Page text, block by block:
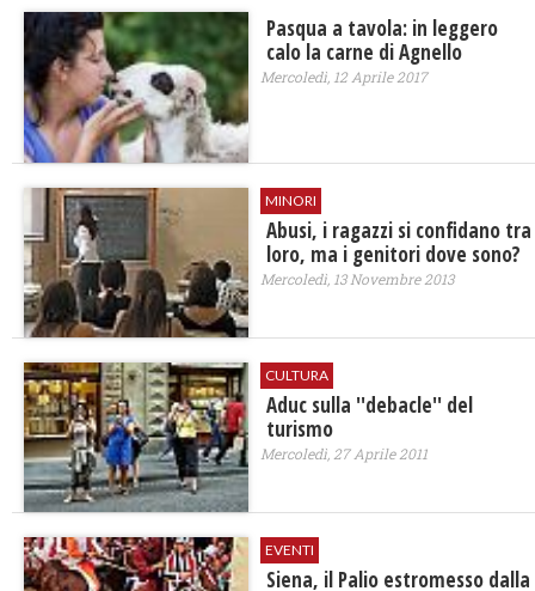
Pasqua a tavola: in leggero
calo la carne di Agnello
Mercoledì, 12 Aprile 2017
MINORI
Abusi, i ragazzi si confidano tra
loro, ma i genitori dove sono?
Mercoledì, 13 Novembre 2013
CULTURA
Aduc sulla ''debacle'' del
turismo
Mercoledì, 27 Aprile 2011
EVENTI
Siena, il Palio estromesso dalla